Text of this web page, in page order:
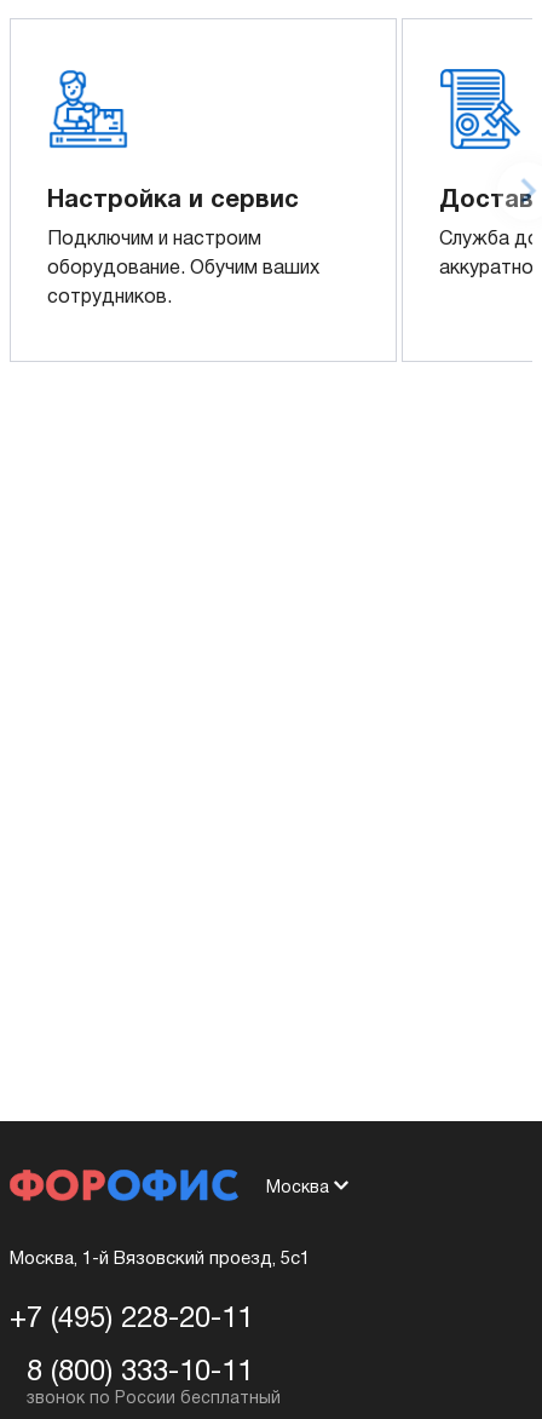
Настройка и сервис
Подключим и настроим
оборудование. Обучим ваших
сотрудников.
Служба
аккуратно
Москва
Москва, 1-й Вязовский проезд, 5с1
+7 (495) 228-20-11
8 (800) 333-10-11